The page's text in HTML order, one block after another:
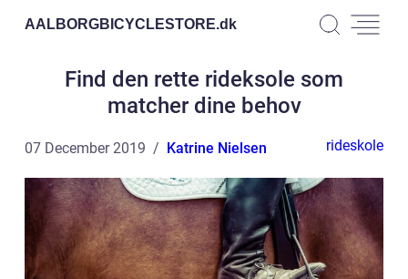
AALBORGBICYCLESTORE.dk
Find den rette rideksole som
matcher dine behov
07 December 2019 Katrine Nielsen rideskole